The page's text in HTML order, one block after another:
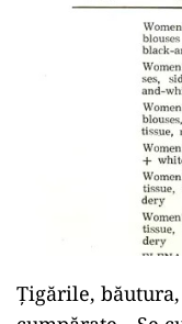
Ţigările,